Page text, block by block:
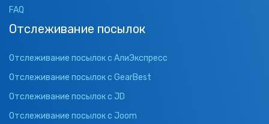
FAQ
Отслеживание посылок
Отслеживание посылок с АлиЭкспресс
Отслеживание посылок с GearBest
Отслеживание посылок с JD
Отслеживание посылок с Joom